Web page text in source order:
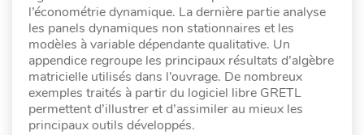
l’économétrie dynamique. La dernière partie analyse
les panels dynamiques non stationnaires et les
modèles à variable dépendante qualitative. Un
appendice regroupe les principaux résultats d’algèbre
matricielle utilisés dans l’ouvrage. De nombreux
exemples traités à partir du logiciel libre GRETL
permettent d’illustrer et d’assimiler au mieux les
principaux outils développés.